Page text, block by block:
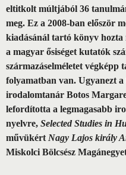
eltitkolt múltjából 36
meg. Ez a 2008-ban először
kiadásánál tartó könyv hozta
a magyar ősiséget kutatók
származáselméletet végképp
folyamatban van. Ugyanezt
irodalomtanár Botos
lefordította a legmagasabb
nyelvre, Selected Studies in
művükért Nagy Lajos király
Miskolci Bölcsész